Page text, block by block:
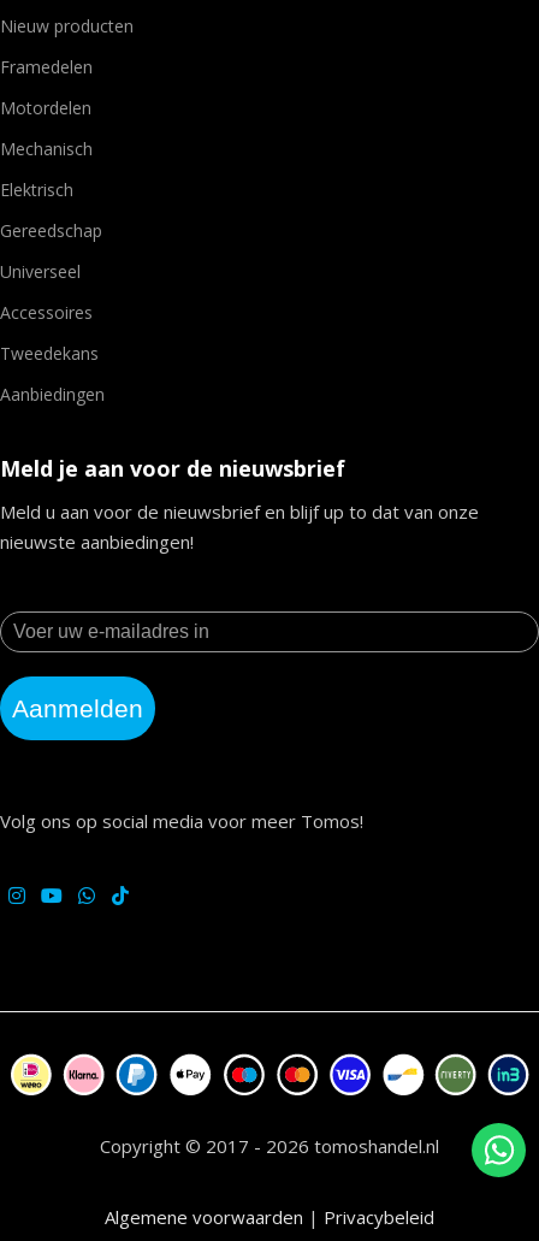
Nieuw producten
Framedelen
Motordelen
Mechanisch
Elektrisch
Gereedschap
Universeel
Accessoires
Tweedekans
Aanbiedingen
Meld je aan voor de nieuwsbrief
Meld u aan voor de nieuwsbrief en blijf up to dat van onze
nieuwste aanbiedingen!
Aanmelden
Volg ons op social media voor meer Tomos!
Copyright © 2017 - 2026 tomoshandel.nl
Algemene voorwaarden | Privacybeleid